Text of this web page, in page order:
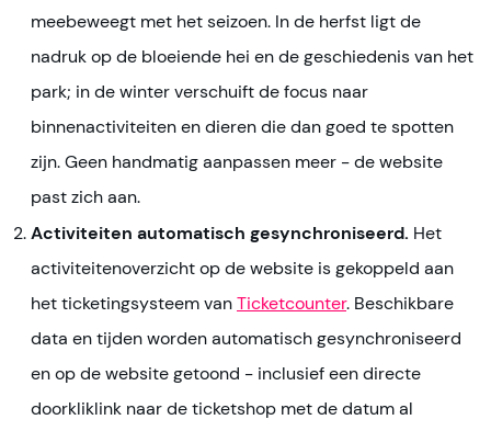
meebeweegt met het seizoen. In de herfst ligt de
nadruk op de bloeiende hei en de geschiedenis van het
park; in de winter verschuift de focus naar
binnenactiviteiten en dieren die dan goed te spotten
zijn. Geen handmatig aanpassen meer - de website
past zich aan.
Activiteiten automatisch gesynchroniseerd. Het
activiteitenoverzicht op de website is gekoppeld aan
het ticketingsysteem van Ticketcounter. Beschikbare
data en tijden worden automatisch gesynchroniseerd
en op de website getoond - inclusief een directe
doorkliklink naar de ticketshop met de datum al